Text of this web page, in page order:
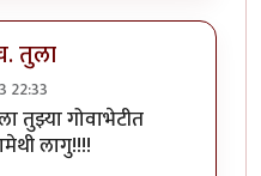
तुला
22:33
व्यक्तीलाbyरेवती
तुझ्या गोवाभेटीत
लागु!!!!